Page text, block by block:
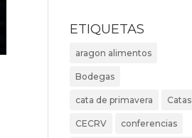
ETIQUETAS
aragon alimentos
Bodegas
cata de primavera Catas
CECRV conferencias